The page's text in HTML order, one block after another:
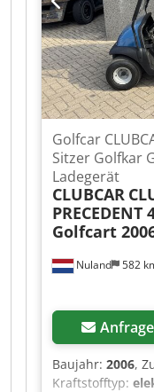
Besichtigung
unverbindlich
rufen Sie
Ort.
B.V.
Nuland 582
Golfcar
Sitzer Golfkar
Ladegerät
CLUBCAR
Golfcart
Baujahr: 2006,
Kraftstofftyp: